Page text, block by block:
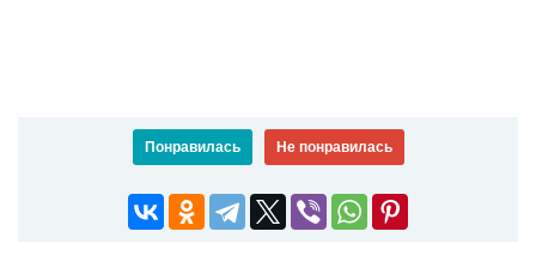
Понравилась Не понравилась